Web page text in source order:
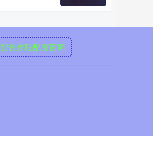
配资炒股配资官网